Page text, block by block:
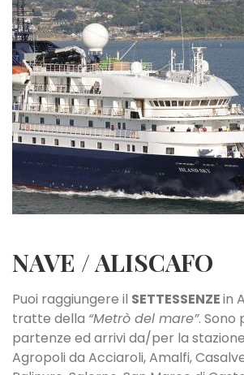
NAVE / ALISCAFO
Puoi raggiungere il SETTESSENZEin
tratte della “Metrò del mare”. Sono
partenze ed arrivi da/per la
Agropoli da Acciaroli, Amalfi,